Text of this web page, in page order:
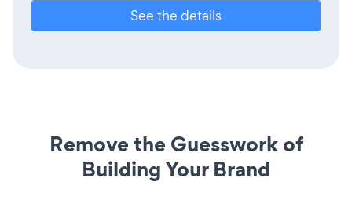
See the details
Remove the Guesswork of
Building Your Brand